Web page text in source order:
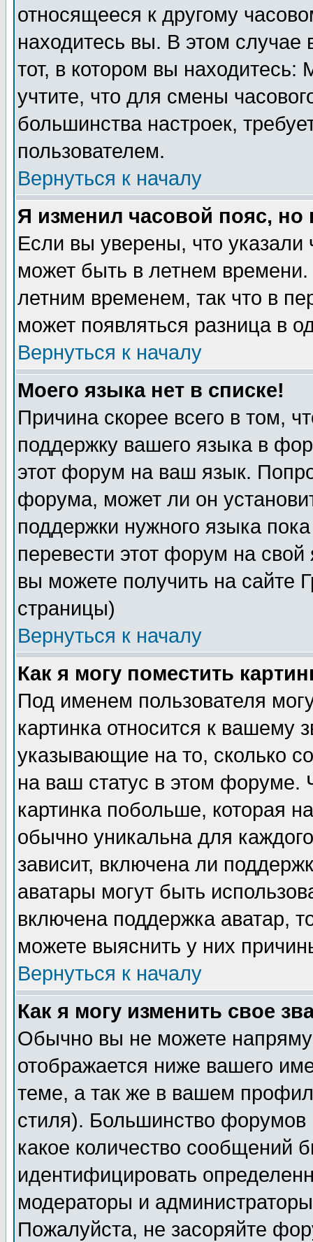
относящееся к другому
находитесь вы. В этом
тот, в котором вы
учтите, что для смены
большинства настроек,
пользователем.
Вернуться к началу
Я изменил часовой пояс,
Если вы уверены, что указали
может быть в летнем
летним временем, так что в
может появляться разница в
Вернуться к началу
Моего языка нет в списке!
Причина скорее всего в том,
поддержку вашего языка в
этот форум на ваш язык.
форума, может ли он
поддержки нужного языка
перевести этот форум на
вы можете получить на сайте
страницы)
Вернуться к началу
Как я могу поместить
Под именем пользователя
картинка относится к вашему
указывающие на то, сколько
на ваш статус в этом форуме.
картинка побольше, которая
обычно уникальна для
зависит, включена ли
аватары могут быть
включена поддержка аватар,
можете выяснить у них
Вернуться к началу
Как я могу изменить свое
Обычно вы не можете
отображается ниже вашего
теме, а так же в вашем
стиля). Большинство форумов
какое количество сообщений
идентифицировать
модераторы и
Пожалуйста, не засоряйте